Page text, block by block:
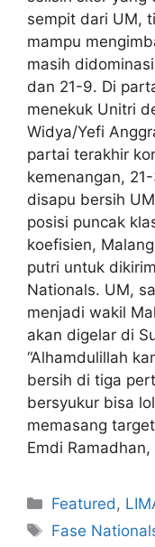
sempit dari UM,
mampu
masih
dan 21-9. Di
menekuk Unitri
Widya/Yefi
partai terakhir
kemenangan,
disapu bersih
posisi puncak
koefisien,
putri untuk
Nationals. UM,
menjadi wakil
akan digelar di
“Alhamdulillah
bersih di tiga
bersyukur bisa
memasang
Emdi
Featured ,
Fase